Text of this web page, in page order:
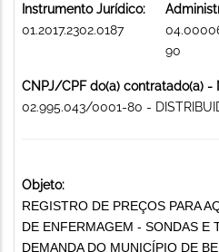
Instrumento Jurídico:
01.2017.2302.0187
90
CNPJ/CPF do(a) contratado(a) -
02.995.043/0001-80 -
Objeto:
REGISTRO DE PREÇOS PARA
DE ENFERMAGEM - SONDAS E
DEMANDA DO MUNICÍPIO DE